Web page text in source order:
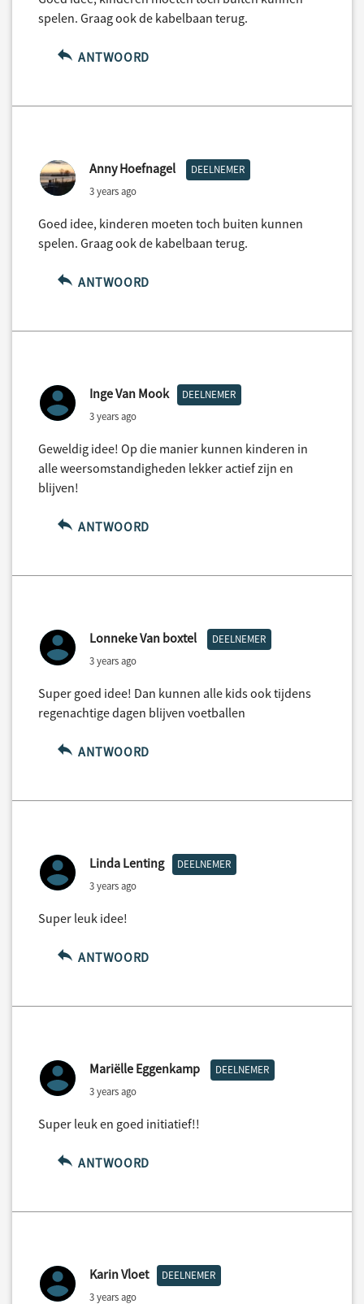
spelen. Graag ook de kabelbaan terug.
ANTWOORD
Anny Hoefnagel DEELNEMER
3 years ago
Goed idee, kinderen moeten toch buiten kunnen
spelen. Graag ook de kabelbaan terug.
ANTWOORD
Inge Van Mook DEELNEMER
3 years ago
Geweldig idee! Op die manier kunnen kinderen in
alle weersomstandigheden lekker actief zijn en
blijven!
ANTWOORD
Lonneke Van boxtel DEELNEMER
3 years ago
Super goed idee! Dan kunnen alle kids ook tijdens
regenachtige dagen blijven voetballen
ANTWOORD
Linda Lenting DEELNEMER
3 years ago
Super leuk idee!
ANTWOORD
Mariëlle Eggenkamp DEELNEMER
3 years ago
Super leuk en goed initiatief!!
ANTWOORD
Karin Vloet DEELNEMER
3 years ago